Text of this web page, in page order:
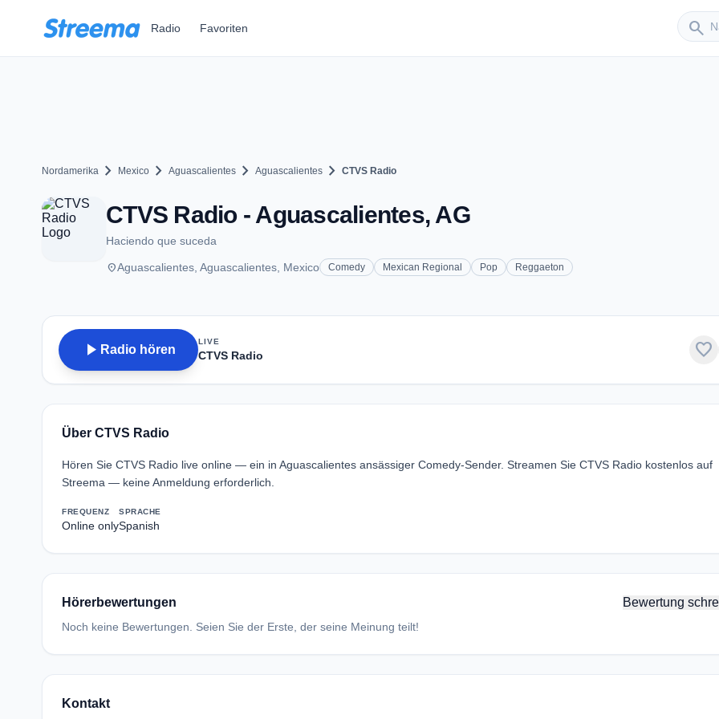
Radio Favoriten search
Nordamerika chevron_right Mexico chevron_right Aguascalientes chevron_right Aguascalientes chevron_right CTVS Radio
CTVS Radio - Aguascalientes, AG
Haciendo que suceda
placeAguascalientes, Aguascalientes, Mexico Comedy Mexican Regional Pop Reggaeton
play_arrow Radio hören
LIVE
CTVS Radio favorite
Über CTVS Radio
Hören Sie CTVS Radio live online — ein in Aguascalientes ansässiger Comedy-Sender. Streamen Sie CTVS Radio kostenlos auf
Streema — keine Anmeldung erforderlich.
FREQUENZ
Online only
SPRACHE
Spanish
Hörerbewertungen Bewertung
Noch keine Bewertungen. Seien Sie der Erste, der seine Meinung teilt!
Kontakt